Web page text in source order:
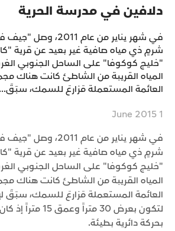
دلافين في مدرسة الحرية
في شهر يناير من عام
شرمٍ ذي مياه صافية غير بعيد عن قرية
"خليج كوكوفا" على الساحل الجنوبي
المياه القريبة من الشاطئ كانت هناك
العائمة المستعملة مَزارعَ للسمك، سبَقَ...
1 June 2015
في شهر يناير من عام
شرمٍ ذي مياه صافية غير بعيد عن قرية
"خليج كوكوفا" على الساحل الجنوبي
المياه القريبة من الشاطئ كانت هناك
العائمة المستعملة مَزارعَ للسمك، سبَقَ
لتكون بعرض 30
بحركة دائرية بطيئة.